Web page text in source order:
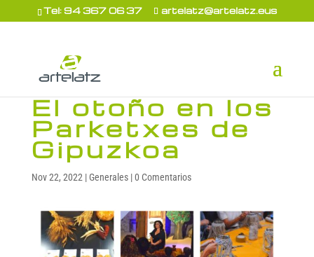
Tel: 94 367 06 37 artelatz@artelatz.eus
El otoño en los
Parketxes de
Gipuzkoa
Nov 22, 2022 |Generales|0 Comentarios